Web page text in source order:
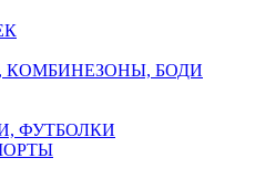
КОМБИНЕЗОНЫ, БОДИ
ФУТБОЛКИ